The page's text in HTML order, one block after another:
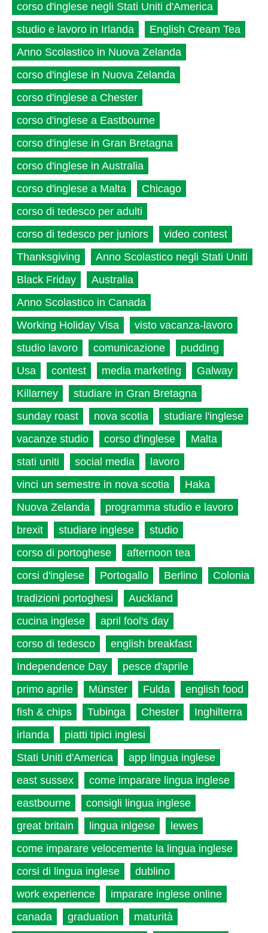
corso d'inglese negli Stati Uniti d'America
studio e lavoro in Irlanda
English Cream Tea
Anno Scolastico in Nuova Zelanda
corso d'inglese in Nuova Zelanda
corso d'inglese a Chester
corso d'inglese a Eastbourne
corso d'inglese in Gran Bretagna
corso d'inglese in Australia
corso d'inglese a Malta
Chicago
corso di tedesco per adulti
corso di tedesco per juniors
video contest
Thanksgiving
Anno Scolastico negli Stati Uniti
Black Friday
Australia
Anno Scolastico in Canada
Working Holiday Visa
visto vacanza-lavoro
studio lavoro
comunicazione
pudding
Usa
contest media marketing
Galway
Killarney
studiare in Gran Bretagna
sunday roast
nova scotia
studiare l'inglese
vacanze studio
corso d'inglese
Malta
stati uniti
social media
lavoro
vinci un semestre in nova scotia
Haka
Nuova Zelanda
programma studio e lavoro
brexit
studiare inglese
studio
corso di portoghese
afternoon tea
corsi d'inglese
Portogallo Berlino
Colonia
tradizioni portoghesi
Auckland
cucina inglese
april fool's day
corso di tedesco
english breakfast
Independence Day
pesce d'aprile
primo aprile
Münster Fulda
english food
fish & chips
Tubinga Chester
Inghilterra
irlanda
piatti tipici inglesi
Stati Uniti d'America
app lingua inglese
east sussex
come imparare lingua inglese
eastbourne
consigli lingua inglese
great britain
lingua inlgese
lewes
come imparare velocemente la lingua inglese
corsi di lingua inglese
dublino
work experience
imparare inglese online
canada
graduation
maturità